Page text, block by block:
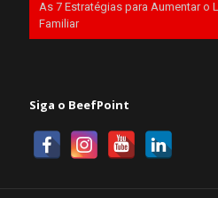
As 7 Estratégias para Aumentar o
Familiar
Siga o BeefPoint